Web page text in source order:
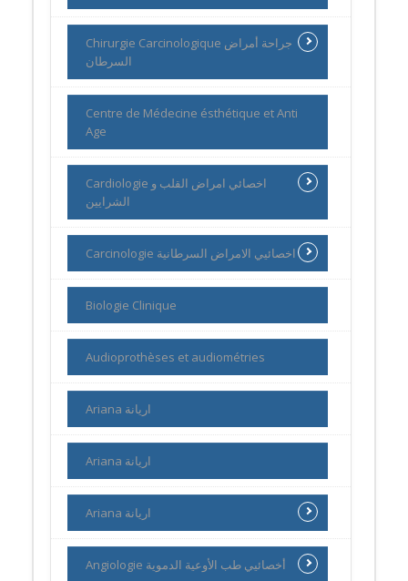
Chirurgie Carcinologique جراحة أمراض
السرطان
Centre de Médecine ésthétique et Anti
Age
Cardiologie اخصائي امراض القلب و
الشرايين
Carcinologie اخصائيي الامراض السرطانية
Biologie Clinique
Audioprothèses et audiométries
Ariana اريانة
Ariana اريانة
Ariana اريانة
Angiologie أخصائيي طب الأوعية الدموية